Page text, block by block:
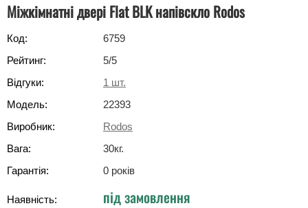
Міжкімнатні двері Flat BLK напівскло Rodos
Код:
6759
Рейтинг:
5/5
Відгуки:
1 шт.
Модель:
22393
Виробник:
Rodos
Вага:
30кг.
Гарантія:
0 років
Наявність: під замовлення